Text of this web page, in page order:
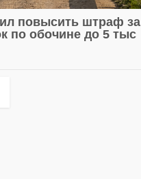
повысить штраф за
по обочине до 5 тыс